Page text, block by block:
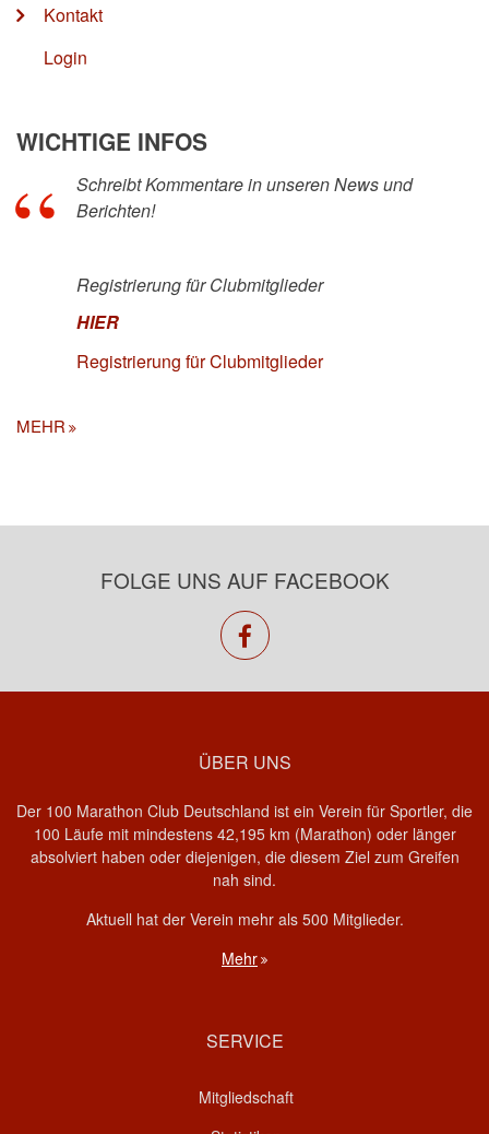
Kontakt
Login
WICHTIGE INFOS
Schreibt Kommentare in unseren News und
Berichten!
Registrierung für Clubmitglieder
HIER
Registrierung für Clubmitglieder
MEHR
FOLGE UNS AUF FACEBOOK
facebook
ÜBER UNS
Der 100 Marathon Club Deutschland ist ein Verein für Sportler, die
100 Läufe mit mindestens 42,195 km (Marathon) oder länger
absolviert haben oder diejenigen, die diesem Ziel zum Greifen
nah sind.
Aktuell hat der Verein mehr als 500 Mitglieder.
Mehr
SERVICE
Mitgliedschaft